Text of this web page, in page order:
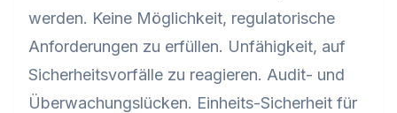
werden. Keine Möglichkeit, regulatorische
Anforderungen zu erfüllen. Unfähigkeit, auf
Sicherheitsvorfälle zu reagieren. Audit- und
Überwachungslücken. Einheits-Sicherheit für